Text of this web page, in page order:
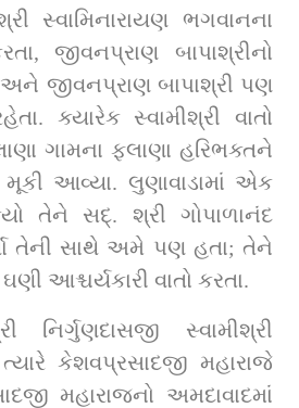
સ્‍વામિનારાયણ ભગવાનના
જીવનપ્રાણ બાપાશ્રીનો
જીવનપ્રાણ બાપાશ્રી પણ
ક્યારેક સ્વામીશ્રી વાતો
ગામના ફલાણા હરિભક્તને
મૂકી આવ્યા. લુણાવાડામાં એક
તેને સદ્. શ્રી ગોપાળાનંદ
તેની સાથે અમે પણ હતા; તેને
આશ્ચર્યકારી વાતો કરતા.
સ્‍વામીશ્રી
કેશવપ્રસાદજી મહારાજે
મહારાજનો અમદાવાદમાં